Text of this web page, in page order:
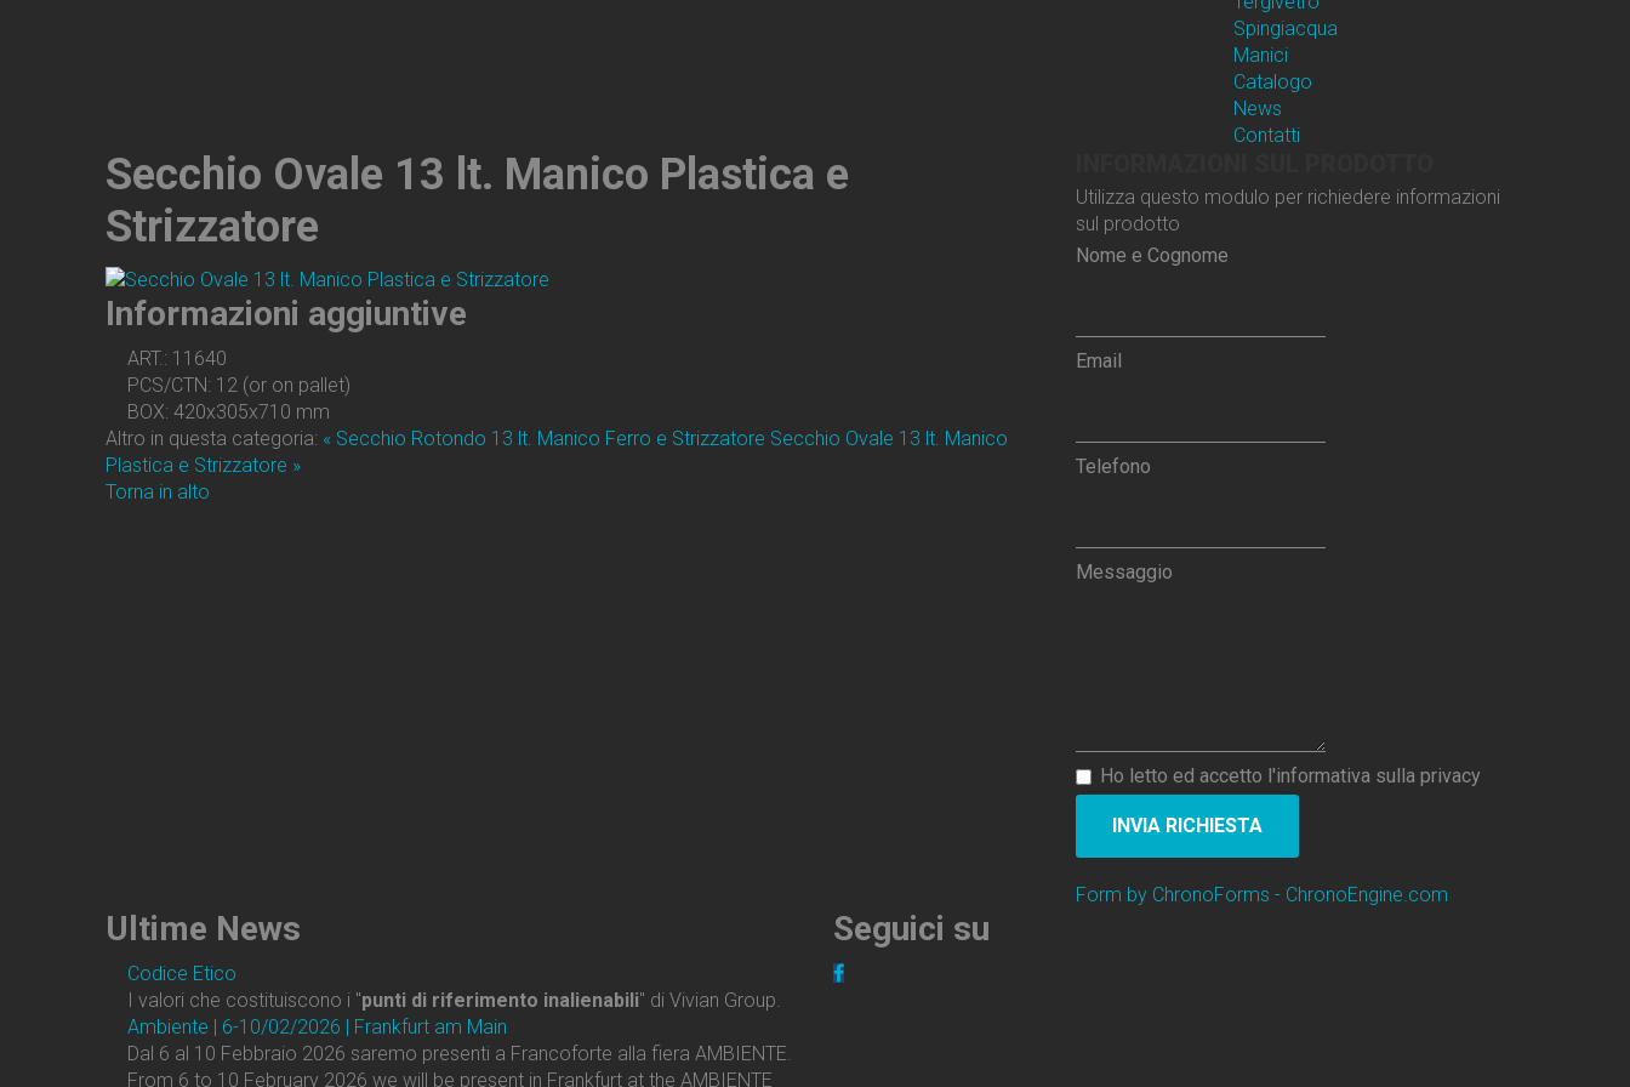
Spingiacqua
Manici
Catalogo
News
Contatti
Secchio Ovale 13 lt. Manico Plastica e
Strizzatore
Informazioni aggiuntive
ART.: 11640
PCS/CTN: 12 (or on pallet)
BOX: 420x305x710 mm
Altro in questa categoria: « Secchio Rotondo 13 lt. Manico Ferro e Strizzatore Secchio Ovale 13 lt. Manico
Plastica e Strizzatore »
Torna in alto
Utilizza questo modulo per richiedere informazioni
sul prodotto
Nome e Cognome
Email
Telefono
Messaggio
Ho letto ed accetto l'informativa sulla privacy
INVIA RICHIESTA
Form by ChronoForms - ChronoEngine.com
Ultime News
Codice Etico
I valori che costituiscono i "punti di riferimento inalienabili" di Vivian Group.
Ambiente | 6-10/02/2026 | Frankfurt am Main
Dal 6 al 10 Febbraio 2026 saremo presenti a Francoforte alla fiera AMBIENTE.
From 6 to 10 February 2026 we will be present in Frankfurt at the AMBIENTE
Seguici su